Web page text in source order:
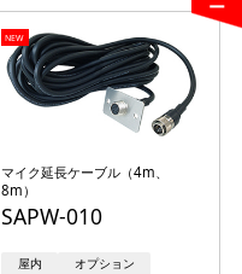
NEW
マイク延長ケーブル（4m、
8m）
SAPW-010
屋内 オプション